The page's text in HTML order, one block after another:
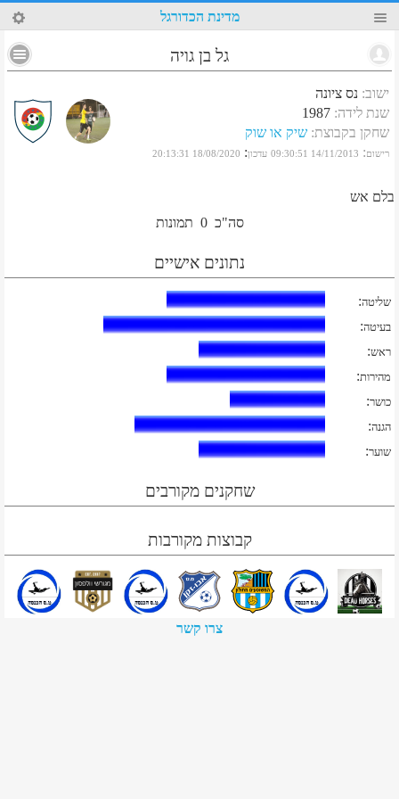
7 מדינת הכדורגל
גל בן גויה
ישוב: נס ציונה
שנת לידה:
1987
שחקן בקבוצת: שיק או שוק
רישום:
14/11/2013 09:30:51 עדכון:
18/08/2020 20:13:31
בלם אש
סה"כ 0 תמונות
נתונים אישיים
שליטה:
בעיטה:
ראש:
מהירות:
כושר:
הגנה:
שוער:
שחקנים מקורבים
קבוצות מקורבות
צרו קשר